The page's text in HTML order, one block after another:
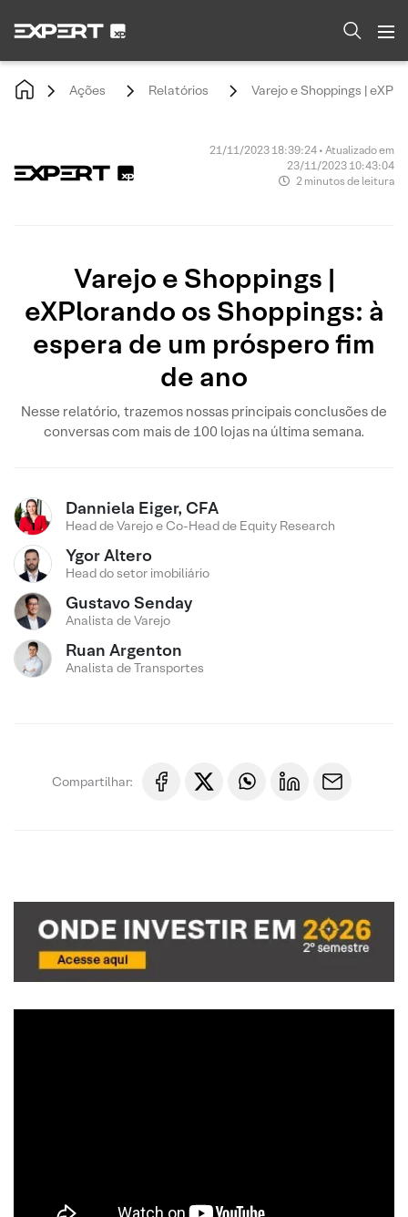
Ações Relatórios Varejo e Shoppings |
21/11/2023 18:39:24 • Atualizado em
23/11/2023 10:43:04
2 minutos de leitura
Varejo e Shoppings |
eXPlorando os Shoppings: à
espera de um próspero fim
de ano
Nesse relatório, trazemos nossas principais conclusões de
conversas com mais de 100 lojas na última semana.
Danniela Eiger, CFA
Head de Varejo e Co-Head de Equity Research
Ygor Altero
Head do setor imobiliário
Gustavo Senday
Analista de Varejo
Ruan Argenton
Analista de Transportes
Compartilhar: